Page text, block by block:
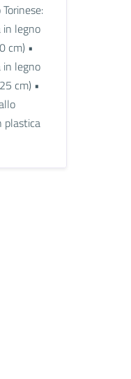
in legno
cm) •
in legno
cm) •
plastica